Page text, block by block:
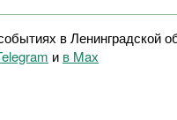
в Ленинградской
и в Maх